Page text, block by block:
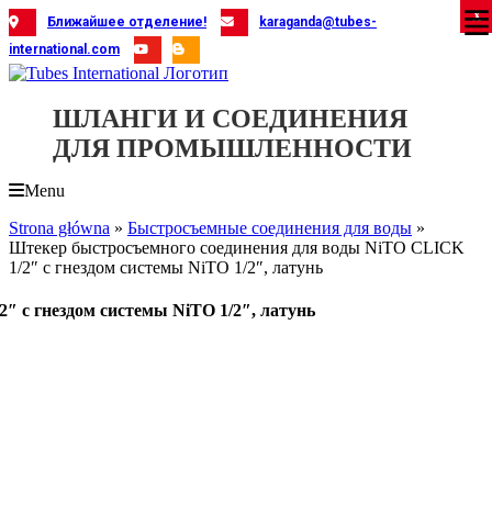
Skip
to
content
Ближайшее отделение!
karaganda@tubes-
international.com
ШЛАНГИ И СОЕДИНЕНИЯ
ДЛЯ ПРОМЫШЛЕННОСТИ
Menu
Strona główna » Быстросъемные соединения для воды »
Штекер быстросъемного соединения для воды NiTO CLICK
1/2″ с гнездом системы NiTO 1/2″, латунь
с гнездом системы NiTO 1/2″, латунь
X
X
X
X
X
X
X
X
X
X
X
X
X
X
X
X
X
X
X